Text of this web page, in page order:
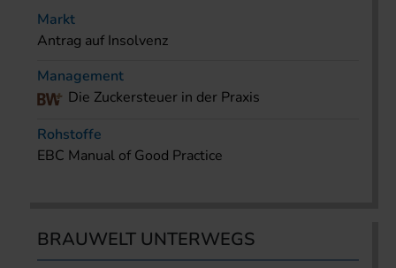
Markt
Antrag auf Insolvenz
Management
Die Zuckersteuer in der Praxis
Rohstoffe
EBC Manual of Good Practice
BRAUWELT UNTERWEGS